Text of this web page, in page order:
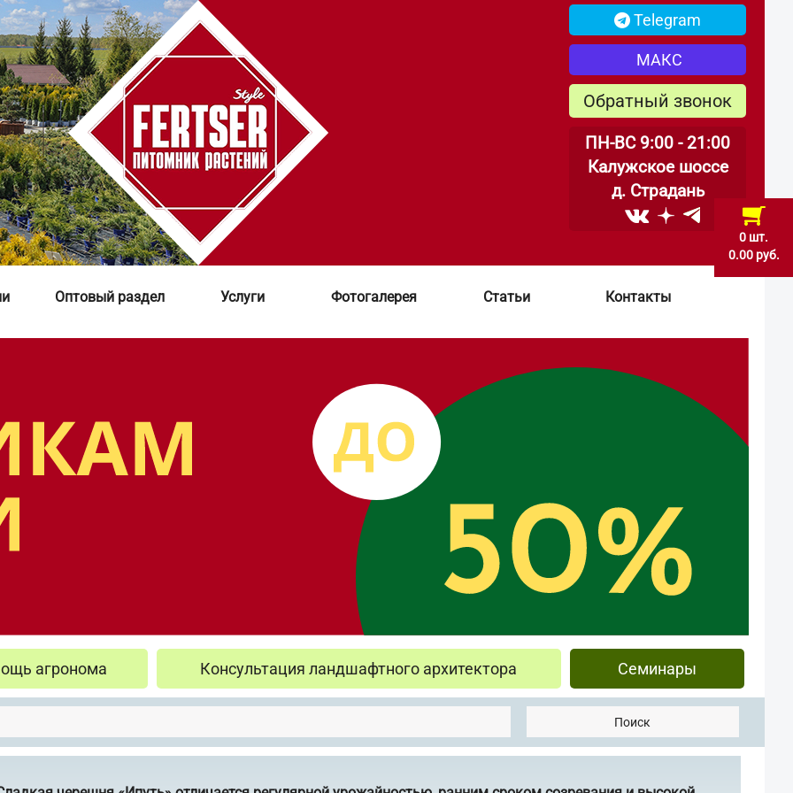
0 шт.
0.00 руб.
Telegram
МАКС
Обратный звонок
ПН-ВС 9:00 - 21:00
Калужское шоссе
д. Страдань
Оптовый раздел Услуги Фотогалерея Статьи Контакты
агронома Консультация ландшафтного архитектора Семинары
Поиск